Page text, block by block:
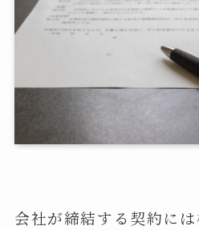
会社が締結する契約に